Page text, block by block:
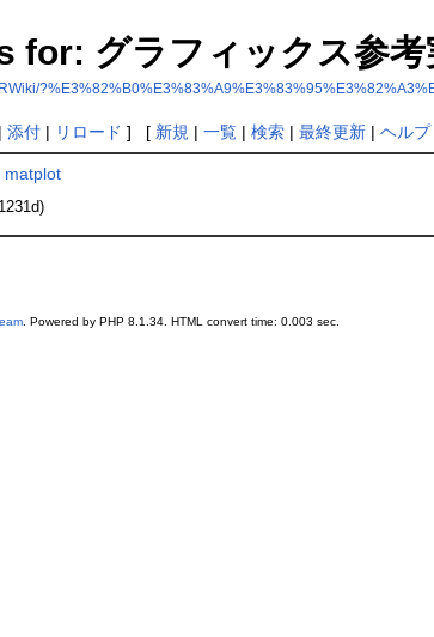
for: グラフィックス参
添付| リロード ] [ 新規 | 一覧| 検索| 最終更新| ヘルプ
matplot
. Powered by PHP 8.1.34. HTML convert time: 0.003 sec.